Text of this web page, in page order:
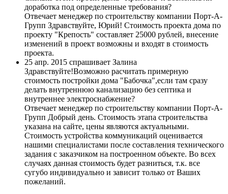
доработка под определенные требования?
Отвечает менеджер по строительству компании Порт-А-
Групп Здравствуйте, Юрий! Стоимость проекта дома по
проекту "Крепость" составляет 25000 рублей, внесение
изменений в проект возможны и входят в стоимость
проекта.
25 апр. 2015 спрашивает Залина
Здравствуйте!Возможно расчитать примерную
стоимость постройки дома "Бабочка",если там сразу
делать внутреннюю канализацию без септика и
внутреннее электроснабжение?
Отвечает менеджер по строительству компании Порт-А-
Групп Добрый день. Стоимость этапа строительства
указана на сайте, цены являются актуальными.
Стоимость устройства коммуникаций оценивается
нашими специалистами после составления технического
задания с заказчиком на построенном объекте. Во всех
случаях данная стоимость будет разниться, т.к. все
сугубо индивидуально и зависит только от Ваших
пожеланий.